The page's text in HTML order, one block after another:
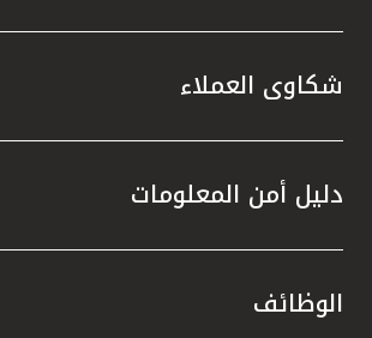
شكاوى العملاء
دليل أمن المعلومات
الوظائف